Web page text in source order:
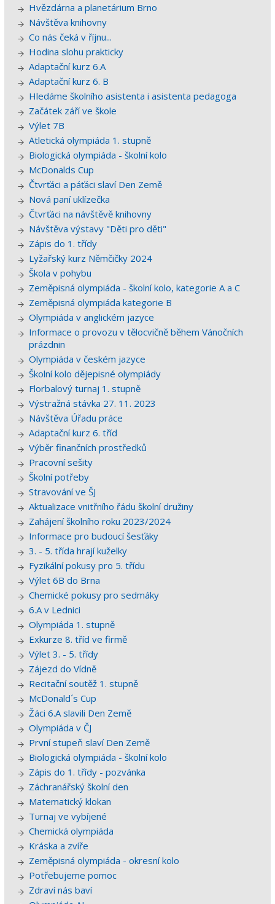
Hvězdárna a planetárium Brno
Návštěva knihovny
Co nás čeká v říjnu...
Hodina slohu prakticky
Adaptační kurz 6.A
Adaptační kurz 6. B
Hledáme školního asistenta i asistenta pedagoga
Začátek září ve škole
Výlet 7B
Atletická olympiáda 1. stupně
Biologická olympiáda - školní kolo
McDonalds Cup
Čtvrťáci a páťáci slaví Den Země
Nová paní uklízečka
Čtvrťáci na návštěvě knihovny
Návštěva výstavy "Děti pro děti"
Zápis do 1. třídy
Lyžařský kurz Němčičky 2024
Škola v pohybu
Zeměpisná olympiáda - školní kolo, kategorie A a C
Zeměpisná olympiáda kategorie B
Olympiáda v anglickém jazyce
Informace o provozu v tělocvičně během Vánočních
prázdnin
Olympiáda v českém jazyce
Školní kolo dějepisné olympiády
Florbalový turnaj 1. stupně
Výstražná stávka 27. 11. 2023
Návštěva Úřadu práce
Adaptační kurz 6. tříd
Výběr finančních prostředků
Pracovní sešity
Školní potřeby
Stravování ve ŠJ
Aktualizace vnitřního řádu školní družiny
Zahájení školního roku 2023/2024
Informace pro budoucí šesťáky
3. - 5. třída hrají kuželky
Fyzikální pokusy pro 5. třídu
Výlet 6B do Brna
Chemické pokusy pro sedmáky
6.A v Lednici
Olympiáda 1. stupně
Exkurze 8. tříd ve firmě
Výlet 3. - 5. třídy
Zájezd do Vídně
Recitační soutěž 1. stupně
McDonald´s Cup
Žáci 6.A slavili Den Země
Olympiáda v ČJ
První stupeň slaví Den Země
Biologická olympiáda - školní kolo
Zápis do 1. třídy - pozvánka
Záchranářský školní den
Matematický klokan
Turnaj ve vybíjené
Chemická olympiáda
Kráska a zvíře
Zeměpisná olympiáda - okresní kolo
Potřebujeme pomoc
Zdraví nás baví